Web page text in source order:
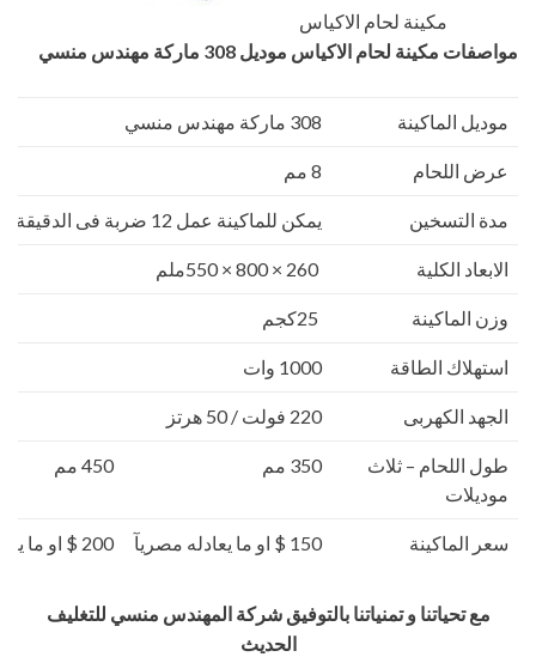
مكينة لحام الاكياس
مواصفات مكينة لحام الاكياس موديل 308 ماركة مهندس منسي
موديل الماكينة 308 ماركة مهندس منسي
عرض اللحام 8 مم
مدة التسخين يمكن للماكينة عمل 12 ضربة فى الدقيقة اى 720 فى الساعة
الابعاد الكلية 260 × 800 × 550ملم
وزن الماكينة
استهلاك الطاقة 1000 وات
الجهد الكهربى 220 فولت / 50 هرتز
طول اللحام – ثلاث
موديلات
350 مم 450 مم
سعر الماكينة 150 $ او ما يعادله مصريآ 200 $ او ما يعادله مصريآ
مع تحياتنا و تمنياتنا بالتوفيق شركة المهندس منسي للتغليف
الحديث